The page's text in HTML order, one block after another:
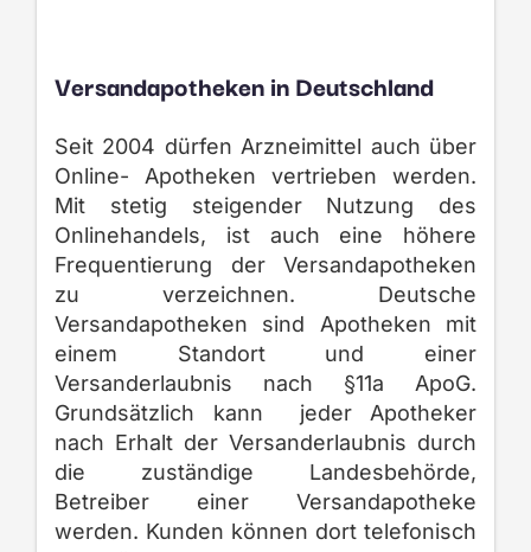
Versandapotheken in Deutschland
Seit 2004 dürfen Arzneimittel auch über
Online- Apotheken vertrieben werden.
Mit stetig steigender Nutzung des
Onlinehandels, ist auch eine höhere
Frequentierung der Versandapotheken
zu verzeichnen. Deutsche
Versandapotheken sind Apotheken mit
einem Standort und einer
Versanderlaubnis nach §11a ApoG.
Grundsätzlich kann jeder Apotheker
nach Erhalt der Versanderlaubnis durch
die zuständige Landesbehörde,
Betreiber einer Versandapotheke
werden. Kunden können dort telefonisch